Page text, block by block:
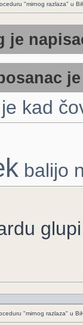
"mirnog razlaza" u
je
kad
bаlijo
glupi
"mirnog razlaza" u